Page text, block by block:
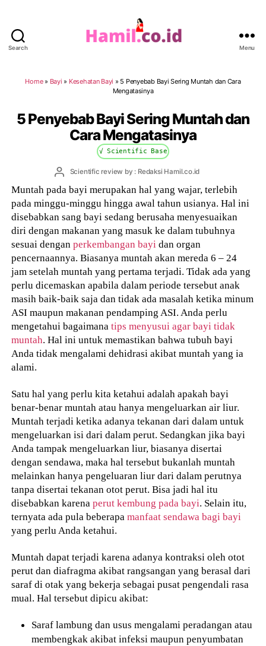
Search Menu
Home» Bayi » Kesehatan Bayi » 5 Penyebab Bayi Sering Muntah dan Cara
Mengatasinya
5 Penyebab Bayi Sering Muntah dan
Cara Mengatasinya
√ Scientific Base
PostScientific review by : Redaksi Hamil.co.id
Muntah pada bayi merupakan hal yang wajar, terlebih
pada minggu-minggu hingga awal tahun usianya. Hal ini
disebabkan sang bayi sedang berusaha menyesuaikan
diri dengan makanan yang masuk ke dalam tubuhnya
sesuai denganperkembangan bayi dan organ
pencernaannya. Biasanya muntah akan mereda 6 – 24
jam setelah muntah yang pertama terjadi. Tidak ada yang
perlu dicemaskan apabila dalam periode tersebut anak
masih baik-baik saja dan tidak ada masalah ketika minum
ASI maupun makanan pendamping ASI. Anda perlu
mengetahui bagaimanatips menyusui agar bayi tidak
muntah. Hal ini untuk memastikan bahwa tubuh bayi
Anda tidak mengalami dehidrasi akibat muntah yang ia
alami.
Satu hal yang perlu kita ketahui adalah apakah bayi
benar-benar muntah atau hanya mengeluarkan air liur.
Muntah terjadi ketika adanya tekanan dari dalam untuk
mengeluarkan isi dari dalam perut. Sedangkan jika bayi
Anda tampak mengeluarkan liur, biasanya disertai
dengan sendawa, maka hal tersebut bukanlah muntah
melainkan hanya pengeluaran liur dari dalam perutnya
tanpa disertai tekanan otot perut. Bisa jadi hal itu
disebabkan karenaperut kembung pada bayi. Selain itu,
ternyata ada pula beberapamanfaat sendawa bagi bayi
yang perlu Anda ketahui.
Muntah dapat terjadi karena adanya kontraksi oleh otot
perut dan diafragma akibat rangsangan yang berasal dari
saraf di otak yang bekerja sebagai pusat pengendali rasa
mual. Hal tersebut dipicu akibat:
Saraf lambung dan usus mengalami peradangan atau
membengkak akibat infeksi maupun penyumbatan